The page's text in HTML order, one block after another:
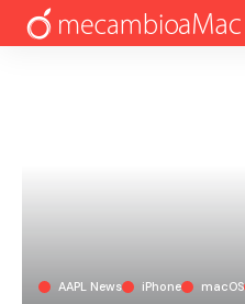
AAPL News iPhone macOS